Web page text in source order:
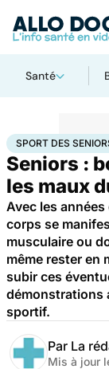
Santé
AccueilBien-être
SPORT DES
Seniors :
les maux
Avec les
corps se
musculaire ou
même rester en
subir ces
démonstrations
sportif.
Par La
Mis à jour